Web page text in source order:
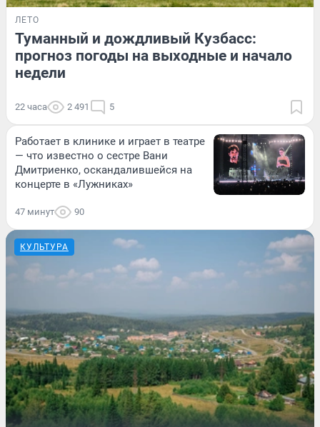
ЛЕТО
Туманный и дождливый Кузбасс:
прогноз погоды на выходные и начало
недели
22 часа 2 491 5
Работает в клинике и играет в театре
— что известно о сестре Вани
Дмитриенко, оскандалившейся на
концерте в «Лужниках»
47 минут 90
КУЛЬТУРА